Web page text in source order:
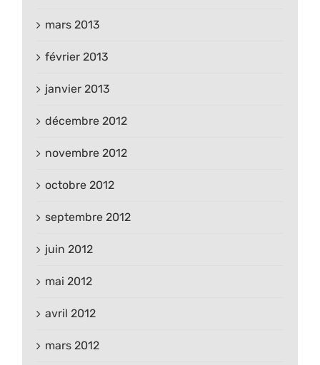
mars 2013
février 2013
janvier 2013
décembre 2012
novembre 2012
octobre 2012
septembre 2012
juin 2012
mai 2012
avril 2012
mars 2012